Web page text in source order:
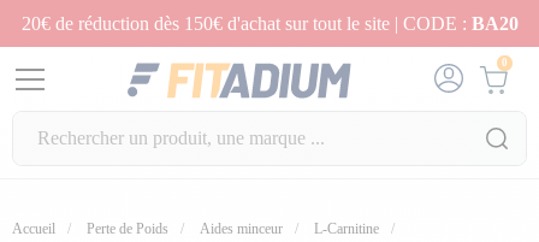
20€ de réduction dès 150€ d'achat sur tout le site | CODE : BA20
0
Accueil Perte de Poids Aides minceur
L-Carnitine